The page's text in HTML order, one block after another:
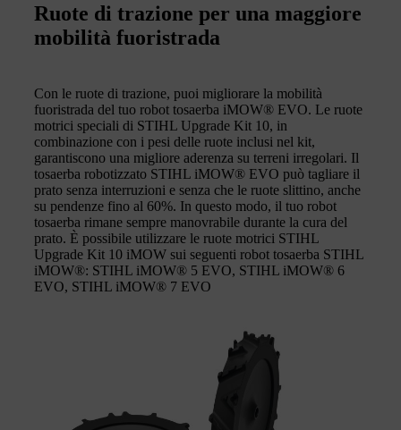
Ruote di trazione per una maggiore
mobilità fuoristrada
Con le ruote di trazione, puoi migliorare la mobilità
fuoristrada del tuo robot tosaerba iMOW® EVO. Le ruote
motrici speciali di STIHL Upgrade Kit 10, in
combinazione con i pesi delle ruote inclusi nel kit,
garantiscono una migliore aderenza su terreni irregolari. Il
tosaerba robotizzato STIHL iMOW® EVO può tagliare il
prato senza interruzioni e senza che le ruote slittino, anche
su pendenze fino al 60%. In questo modo, il tuo robot
tosaerba rimane sempre manovrabile durante la cura del
prato. È possibile utilizzare le ruote motrici STIHL
Upgrade Kit 10 iMOW sui seguenti robot tosaerba STIHL
iMOW®: STIHL iMOW® 5 EVO, STIHL iMOW® 6
EVO, STIHL iMOW® 7 EVO